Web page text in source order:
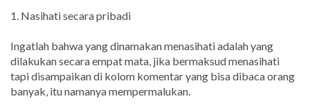
1. Nasihati secara pribadi
Ingatlah bahwa yang dinamakan menasihati adalah yang
dilakukan secara empat mata, jika bermaksud menasihati
tapi disampaikan di kolom komentar yang bisa dibaca orang
banyak, itu namanya mempermalukan.